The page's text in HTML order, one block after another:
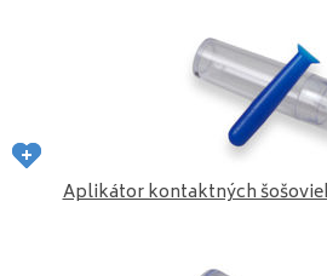
Aplikátor kontaktných